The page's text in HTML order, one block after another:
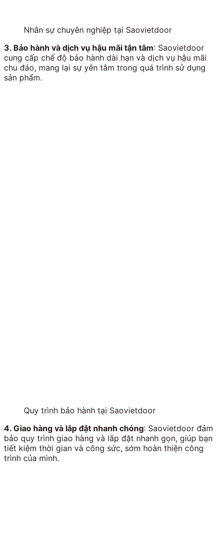
Nhân sự chuyên nghiệp tại Saovietdoor
3. Bảo hành và dịch vụ hậu mãi tận tâm: Saovietdoor
cung cấp chế độ bảo hành dài hạn và dịch vụ hậu mãi
chu đáo, mang lại sự yên tâm trong quá trình sử dụng
sản phẩm.
Quy trình bảo hành tại Saovietdoor
4. Giao hàng và lắp đặt nhanh chóng: Saovietdoor đảm
bảo quy trình giao hàng và lắp đặt nhanh gọn, giúp bạn
tiết kiệm thời gian và công sức, sớm hoàn thiện công
trình của mình.